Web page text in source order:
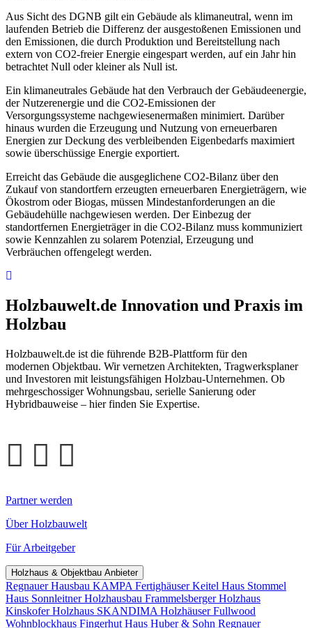
Aus Sicht des DGNB gilt ein Gebäude als klimaneutral, wenn im
laufenden Betrieb die Differenz der ausgestoßenen Emissionen und
den Emissionen, die durch Produktion und Bereitstellung nach
extern von CO2-freier Energie eingespart werden, auf ein Jahr hin
betrachtet Null oder kleiner als Null ist.
Ein klimaneutrales Gebäude hat den Verbrauch der Gebäudeenergie,
der Nutzerenergie und die CO2-Emissionen der
Versorgungssysteme nachgewiesenermaßen minimiert. Darüber
hinaus wurden die Erzeugung und Nutzung von erneuerbaren
Energien zur Deckung des verbleibenden Eigenbedarfs maximiert
sowie überschüssige Energie exportiert.
Erreicht das Gebäude die ausgeglichene CO2-Bilanz über den
Zukauf von standortfern erzeugten erneuerbaren Energieträgern, wie
Ökostrom oder Biogas, müssen Mindestanforderungen an die
Gebäudehülle nachgewiesen werden. Der Einbezug der
standortfernen Energieträger in die CO2-Bilanz muss kommuniziert
sowie Kennzahlen zu solarem Potenzial, Erzeugung und
Verbräuchen offengelegt werden.
Holzbauwelt.de Innovation und Praxis im
Holzbau
Holzbauwelt.de ist die führende B2B-Plattform für den
modernen Objektbau. Wir vernetzen Architekten, Tragwerksplaner
und Investoren mit leistungsfähigen Holzbau-Unternehmen. Ob
mehrgeschossiger Wohnungsbau, serielle Sanierung oder
Hybridbauweise – hier finden Sie Expertise.
Partner werden
Über Holzbauwelt
Für Arbeitgeber
Holzhaus & Objektbau Anbieter
Regnauer Hausbau KAMPA FertighäuserKeitel Haus Stommel
Haus Sonnleitner Holzhausbau Frammelsberger Holzhaus
Kinskofer Holzhaus SKANDIMA HolzhäuserFullwood
Wohnblockhaus Fingerhut Haus Huber & Sohn Regnauer